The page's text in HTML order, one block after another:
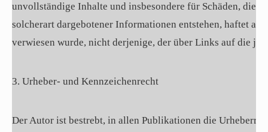
unvollständige Inhalte und insbesondere für Schäden, die
solcherart dargebotener Informationen entstehen, haftet
verwiesen wurde, nicht derjenige, der über Links auf die
3. Urheber- und Kennzeichenrecht
Der Autor ist bestrebt, in allen Publikationen die